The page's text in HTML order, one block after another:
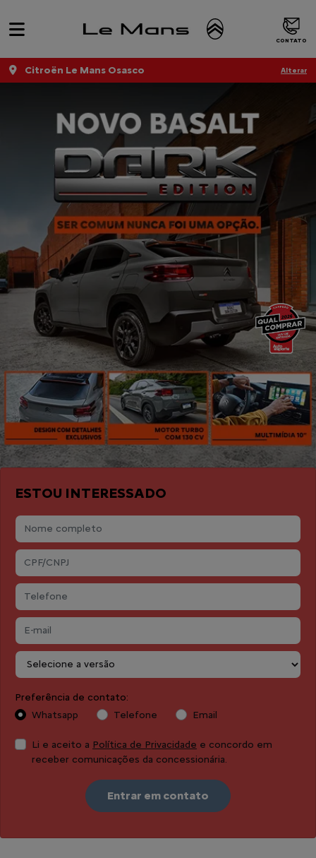
CONTATO
Citroën Le Mans Osasco Alterar
ESTOU INTERESSADO
Preferência de contato:
Whatsapp
Telefone Email
Li e aceito a Política de Privacidade e concordo em
receber comunicações da concessionária.
Entrar em contato